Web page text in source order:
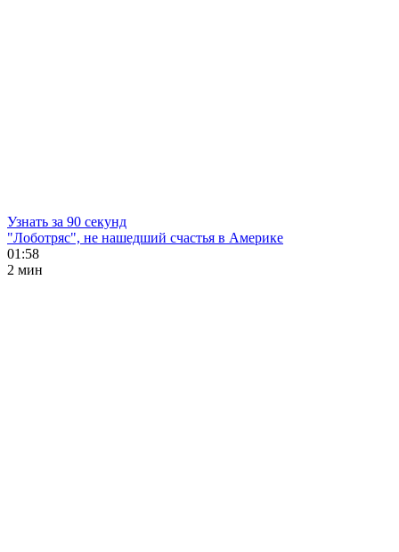
Узнать за 90 секунд
"Лоботряс", не нашедший счастья в Америке
01:58
2 мин